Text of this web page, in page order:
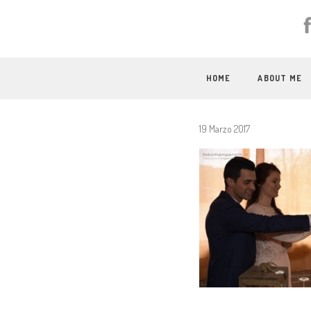
HOME ABOUT ME
19 Marzo 2017